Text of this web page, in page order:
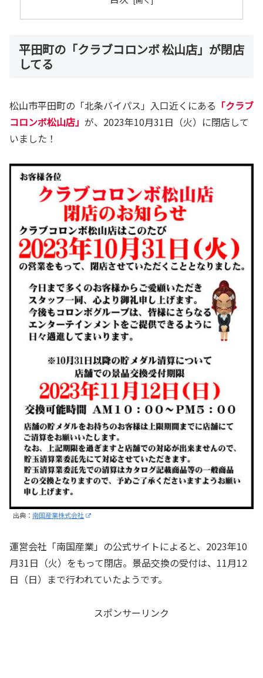
平田町の「クラブコロンボ 松山店」が閉店
してる
松山市平田町の「北条バイパス」入口近くにある 「クラブ
コロンボ松山店」 が、2023年10月31日（火）に閉店して
いました！
出典： 南国産業株式会社
運営会社「南国産業」の公式サイトによると、2023年10
月31日（火）をもって閉店。景品交換の受付は、11月12
日（日）まで行われていたようです。
スポンサーリンク